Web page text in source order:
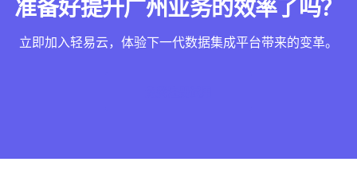
准备好提升广州业务的效率了吗？
立即加入轻易云，体验下一代数据集成平台带来的变革。